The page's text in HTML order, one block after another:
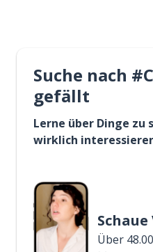
Suche nach
gefällt
Lerne über Dinge zu
wirklich
Über